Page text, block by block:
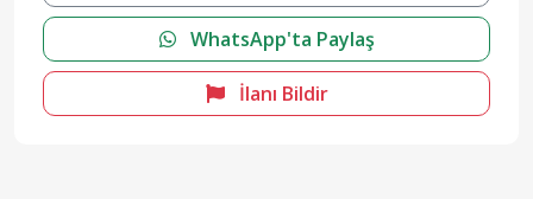
WhatsApp'ta Paylaş
İlanı Bildir